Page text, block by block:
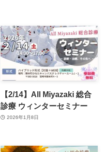
【2/14】All Miyazaki 総合
診療 ウィンターセミナー
2026年1月8日